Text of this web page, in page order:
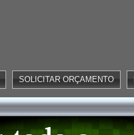
SOLICITAR ORÇAMENTO